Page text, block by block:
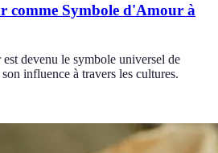
Symbole d'Amour à
devenu le symbole universel de
influence à travers les cultures.